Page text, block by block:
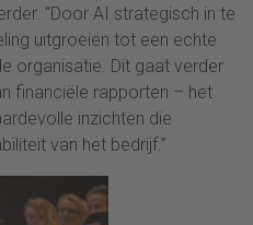
“Door AI strategisch in te
uitgroeien tot een echte
organisatie. Dit gaat verder
financiële rapporten – het
inzichten die
van het bedrijf.”